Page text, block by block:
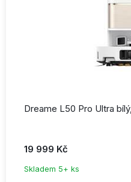
Dreame L50 Pro Ultra bílý,
19 999 Kč
Skladem 5+ ks